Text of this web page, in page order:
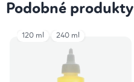
Podobné produkty
120 ml 240 ml